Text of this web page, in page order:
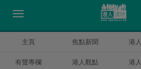
主頁 焦點新聞 港
有聲專欄 港人觀點 港